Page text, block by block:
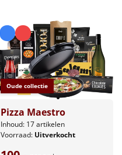
Oude collectie
Pizza Maestro
Inhoud: 17 artikelen
Voorraad: Uitverkocht